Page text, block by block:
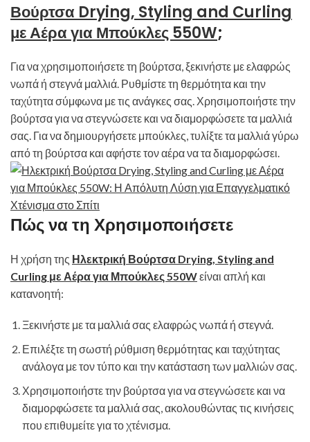
Βούρτσα Drying, Styling and Curling
με Αέρα για Μπούκλες 550W;
Για να χρησιμοποιήσετε τη βούρτσα, ξεκινήστε με ελαφρώς
νωπά ή στεγνά μαλλιά. Ρυθμίστε τη θερμότητα και την
ταχύτητα σύμφωνα με τις ανάγκες σας. Χρησιμοποιήστε την
βούρτσα για να στεγνώσετε και να διαμορφώσετε τα μαλλιά
σας. Για να δημιουργήσετε μπούκλες, τυλίξτε τα μαλλιά γύρω
από τη βούρτσα και αφήστε τον αέρα να τα διαμορφώσει.
Πώς να τη Χρησιμοποιήσετε
Η χρήση της Ηλεκτρική Βούρτσα Drying, Styling and
Curling με Αέρα για Μπούκλες 550Wείναι απλή και
κατανοητή:
Ξεκινήστε με τα μαλλιά σας ελαφρώς νωπά ή στεγνά.
Επιλέξτε τη σωστή ρύθμιση θερμότητας και ταχύτητας
ανάλογα με τον τύπο και την κατάσταση των μαλλιών σας.
Χρησιμοποιήστε την βούρτσα για να στεγνώσετε και να
διαμορφώσετε τα μαλλιά σας, ακολουθώντας τις κινήσεις
που επιθυμείτε για το χτένισμα.